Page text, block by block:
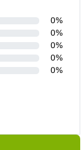
0%
0%
0%
0%
0%